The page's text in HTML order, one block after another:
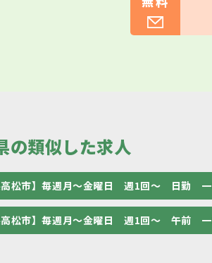
の類似した求人
高松市】毎週月～金曜日 週1回～ 日勤
高松市】毎週月～金曜日 週1回～ 午前